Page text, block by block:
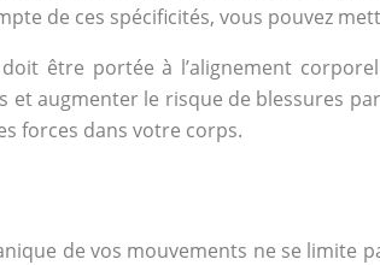
de ces spécificités, vous pouvez
être portée à l’alignement
et augmenter le risque de blessures
forces dans votre corps.
de vos mouvements ne se